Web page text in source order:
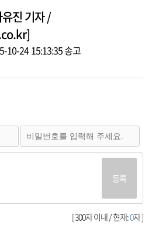
진 기자 /
10-24 15:13:35 송고
등록
[ 300자 이내 / 현재:0자 ]